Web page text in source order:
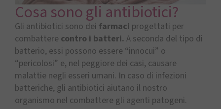
Cosa sono gli antibiotici?
Gli antibiotici sono dei farmaci progettati per
combattere contro i batteri. A seconda del tipo di
batterio, essi possono essere “innocui” o
“pericolosi” e, nel peggiore dei casi, causare
malattie negli esseri umani. In caso di infezioni
batteriche, gli antibiotici aiutano il nostro
organismo nel combattere gli agenti patogeni.